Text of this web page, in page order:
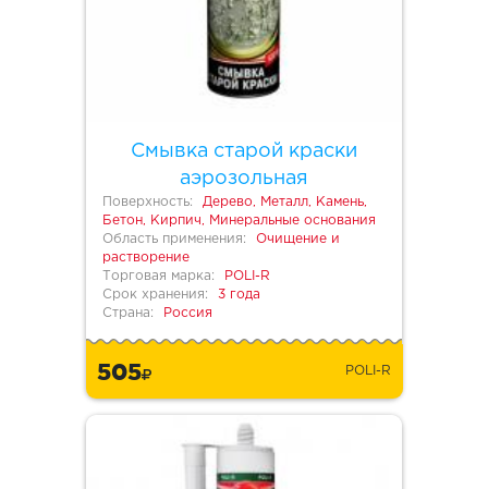
Смывка старой краски
аэрозольная
Поверхность:
Дерево, Металл, Камень,
Бетон, Кирпич, Минеральные основания
Область применения:
Очищение и
растворение
Торговая марка:
POLI-R
Срок хранения:
3 года
Страна:
Россия
505 POLI-R